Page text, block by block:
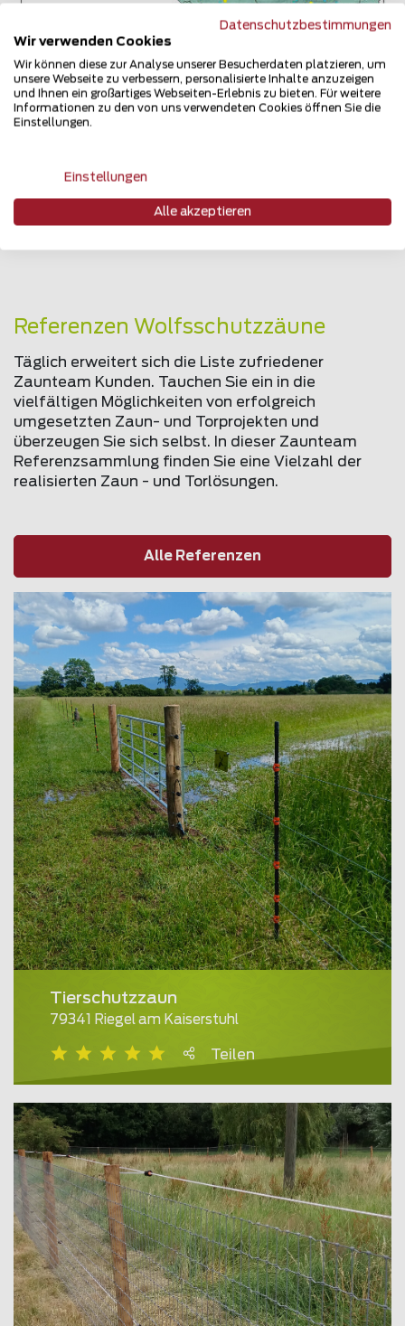
Mehr zum Thema
Referenzen Wolfsschutzzäune
Täglich erweitert sich die Liste zufriedener
Zaunteam Kunden. Tauchen Sie ein in die
vielfältigen Möglichkeiten von erfolgreich
umgesetzten Zaun- und Torprojekten und
überzeugen Sie sich selbst. In dieser Zaunteam
Referenzsammlung finden Sie eine Vielzahl der
realisierten Zaun - und Torlösungen.
Alle Referenzen
Tierschutzzaun
79341 Riegel am Kaiserstuhl
Teilen
Datenschutzbestimmungen
Wir verwenden Cookies
Wir können diese zur Analyse unserer Besucherdaten platzieren, um
unsere Webseite zu verbessern, personalisierte Inhalte anzuzeigen
und Ihnen ein großartiges Webseiten-Erlebnis zu bieten. Für weitere
Informationen zu den von uns verwendeten Cookies öffnen Sie die
Einstellungen.
Einstellungen
Alle akzeptieren